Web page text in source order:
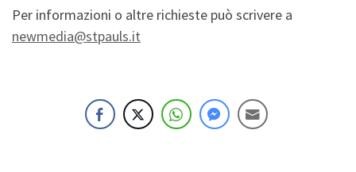
Per informazioni o altre richieste può scrivere a
newmedia@stpauls.it